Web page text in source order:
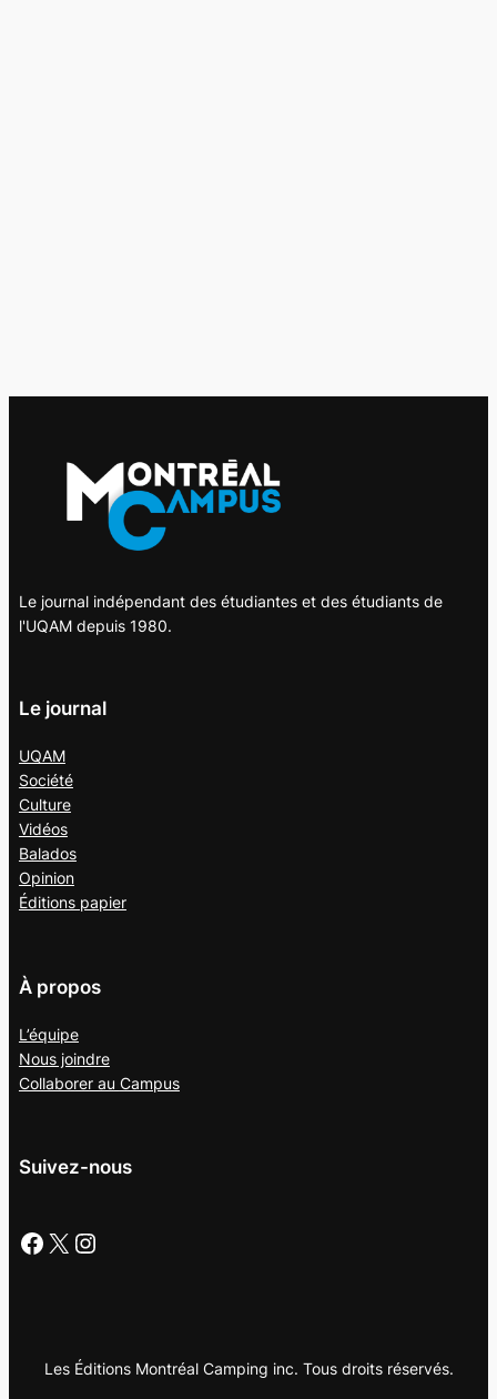
Le journal indépendant des étudiantes et des étudiants de
l'UQAM depuis 1980.
Le journal
UQAM
Société
Culture
Vidéos
Balados
Opinion
Éditions papier
À propos
L’équipe
Nous joindre
Collaborer au Campus
Suivez-nous
Facebook X Instagram
Les Éditions Montréal Camping inc. Tous droits réservés.